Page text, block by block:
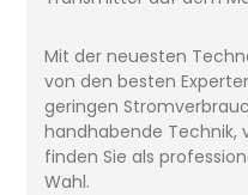
Mit der neuesten
von den besten
geringen
handhabende Technik,
finden Sie als
Wahl.